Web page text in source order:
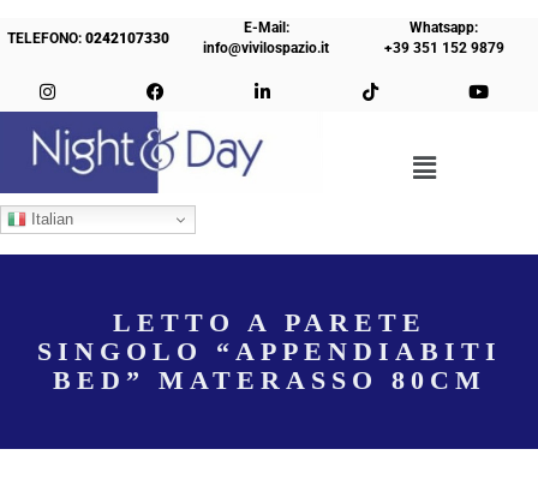
TELEFONO:0242107330
E-Mail:
info@vivilospazio.it
Whatsapp:
+39 351 152 9879
Italian
LETTO A PARETE
SINGOLO “APPENDIABITI
BED” MATERASSO 80CM